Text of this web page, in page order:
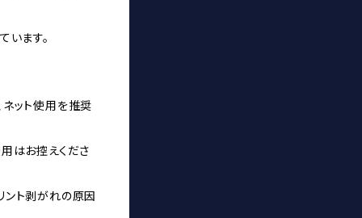
います。
ット使用を推奨
はお控えくださ
ント剥がれの原因